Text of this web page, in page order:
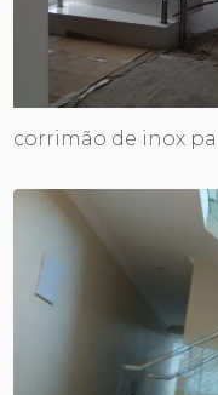
corrimão de inox